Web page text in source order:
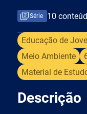
Série 10
Educação de
Meio Ambiente
Material de
Descrição